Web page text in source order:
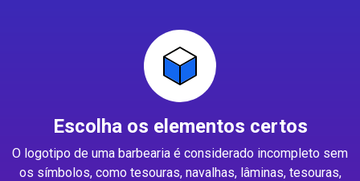
Escolha os elementos certos
O logotipo de uma barbearia é considerado incompleto sem
os símbolos, como tesouras, navalhas, lâminas, tesouras,